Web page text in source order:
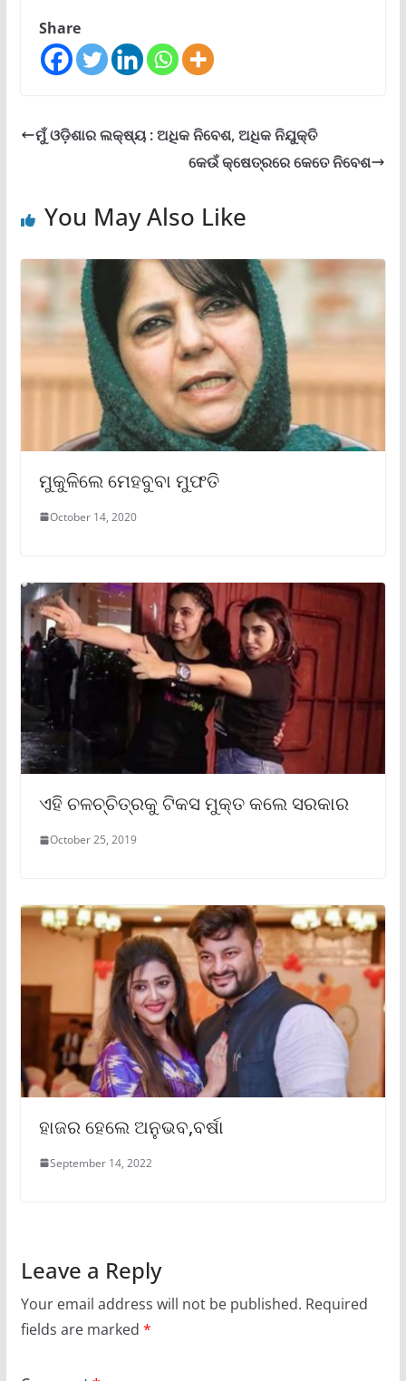
Share
ମୁଁ ଓଡ଼ିଶାର ଲକ୍ଷ୍ୟ : ଅଧିକ ନିବେଶ, ଅଧିକ ନିଯୁକ୍ତି
କେଉଁ କ୍ଷେତ୍ରରେ କେତେ ନିବେଶ
You May Also Like
ମୁକୁଳିଲେ ମେହବୁବା ମୁଫତି
October 14, 2020
ଏହି ଚଳଚ୍ଚିତ୍ରକୁ ଟିକସ ମୁକ୍ତ କଲେ ସରକାର
October 25, 2019
ହାଜର ହେଲେ ଅନୁଭବ,ବର୍ଷା
September 14, 2022
Leave a Reply
Your email address will not be published. Required
fields are marked *